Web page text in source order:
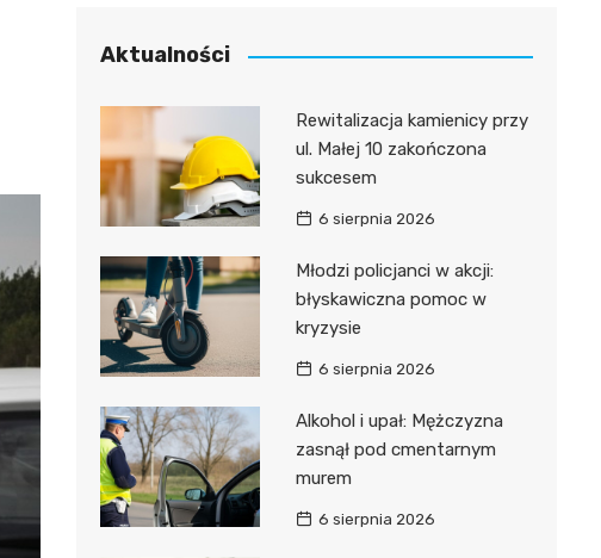
Aktualności
Rewitalizacja kamienicy przy
ul. Małej 10 zakończona
sukcesem
6 sierpnia 2026
Młodzi policjanci w akcji:
błyskawiczna pomoc w
kryzysie
6 sierpnia 2026
Alkohol i upał: Mężczyzna
zasnął pod cmentarnym
murem
6 sierpnia 2026